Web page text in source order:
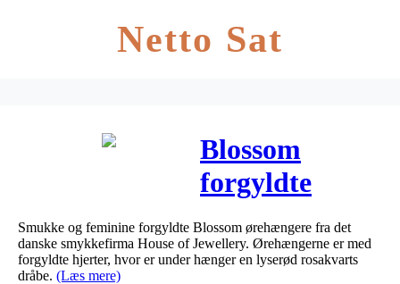
Netto Sat
Blossom
forgyldte
hjerte
ørehænger
Smukke og feminine forgyldte Blossom ørehængere fra det
danske smykkefirma House of Jewellery. Ørehængerne er med
forgyldte hjerter, hvor er under hænger en lyserød rosakvarts
dråbe. (Læs mere)